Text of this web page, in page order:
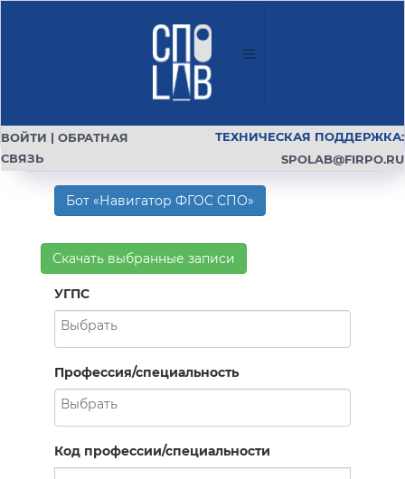
ВОЙТИ | ОБРАТНАЯ
СВЯЗЬ
ТЕХНИЧЕСКАЯ ПОДДЕРЖКА:
SPOLAB@FIRPO.RU
Бот «Навигатор ФГОС СПО»
Скачать выбранные записи
УГПС
Профессия/специальность
Код профессии/специальности